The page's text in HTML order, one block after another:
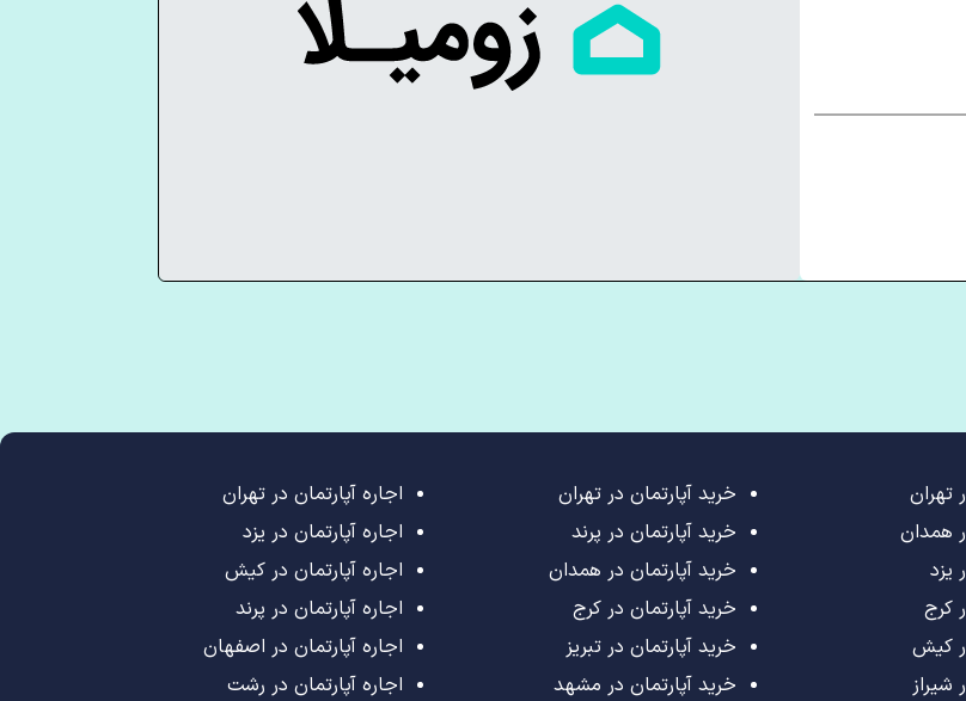
تهران
همدان
یزد
کرج
کیش
شیراز
خرید آپارتمان در تهران
خرید آپارتمان در پرند
خرید آپارتمان در همدان
خرید آپارتمان در کرج
خرید آپارتمان در تبریز
خرید آپارتمان در مشهد
اجاره آپارتمان در تهران
اجاره آپارتمان در یزد
اجاره آپارتمان در کیش
اجاره آپارتمان در پرند
اجاره آپارتمان در اصفهان
اجاره آپارتمان در رشت